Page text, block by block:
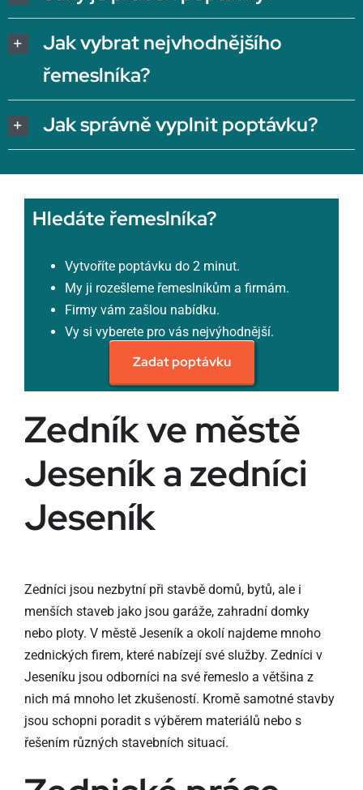
Jak vybrat nejvhodnějšího
řemeslníka?
Jak správně vyplnit poptávku?
Hledáte řemeslníka?
Vytvoříte poptávku do 2 minut.
My ji rozešleme řemeslníkům a firmám.
Firmy vám zašlou nabídku.
Vy si vyberete pro vás nejvýhodnější.
Zadat poptávku
Zedník ve městě
Jeseník a zedníci
Jeseník
Zedníci jsou nezbytní při stavbě domů, bytů, ale i
menších staveb jako jsou garáže, zahradní domky
nebo ploty. V městě Jeseník a okolí najdeme mnoho
zednických firem, které nabízejí své služby. Zedníci v
Jeseníku jsou odborníci na své řemeslo a většina z
nich má mnoho let zkušeností. Kromě samotné stavby
jsou schopni poradit s výběrem materiálů nebo s
řešením různých stavebních situací.